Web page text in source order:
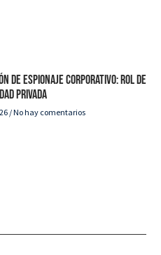
de espionaje corporativo: rol de
privada
No hay comentarios